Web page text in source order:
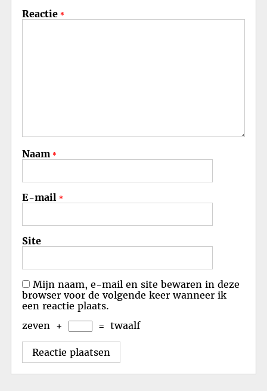
Reactie *
Naam *
E-mail *
Site
Mijn naam, e-mail en site bewaren in deze
browser voor de volgende keer wanneer ik
een reactie plaats.
zeven + = twaalf